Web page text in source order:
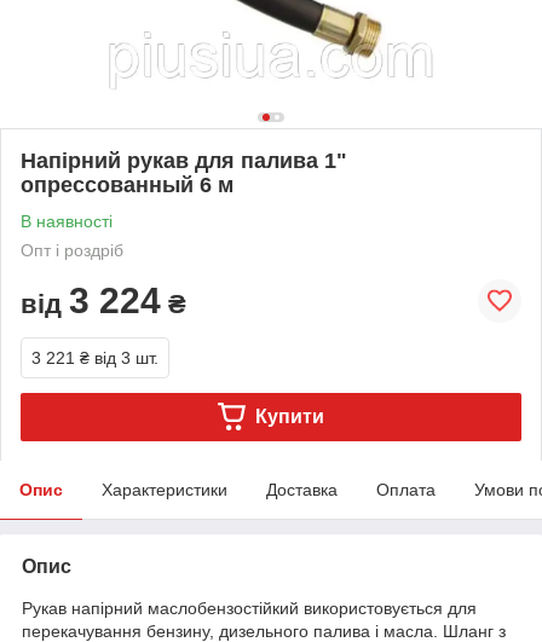
Напірний рукав для палива 1"
опрессованный 6 м
В наявності
Опт і роздріб
від 3 224 ₴
3 221 ₴ від 3 шт.
Купити
Опис Характеристики Доставка Оплата Умови
Опис
Рукав напірний маслобензостійкий використовується для
перекачування бензину, дизельного палива і масла. Шланг з